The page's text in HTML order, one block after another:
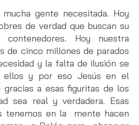
gente necesitada. Hoy
de verdad que buscan su
Hoy nuestra
de cinco millones de parados
y la falta de ilusión se
ellos y por eso Jesús en el
gracias a esas figuritas de los
sea real y verdadera. Esas
tenemos en la mente hacen